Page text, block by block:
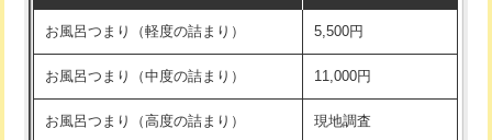
交換・取付(単水栓（壁付・デッキ
式）)
13,200円+材料費
交換・取付(混合水栓（壁付・デッキ
式・ワンホール）)
16,500円+材料費
お風呂つまり（軽度の詰まり） 5,500円
お風呂つまり（中度の詰まり） 11,000円
お風呂つまり（高度の詰まり） 現地調査